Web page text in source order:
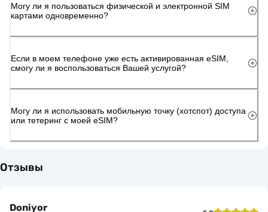
Могу ли я пользоваться физической и электронной SIM
картами одновременно?
Если в моем телефоне уже есть активированная eSIM,
смогу ли я воспользоваться Вашей услугой?
Могу ли я использовать мобильную точку (хотспот) доступа
или тетеринг с моей eSIM?
Отзывы
Doniyor